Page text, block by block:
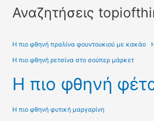
Αναζητήσεις
Η πιο φθηνή πραλίνα φουντουκιού με κακάο
Η πιο φθηνή ρετσίνα στο σούπερ μάρκετ
Η πιο φθηνή
Η πιο φθηνή φυτική μαργαρίνη